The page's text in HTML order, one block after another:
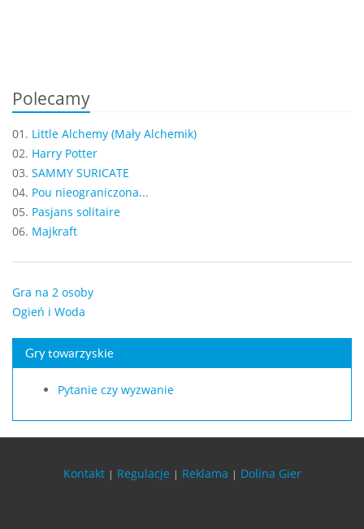
Polecamy
01. Little Alchemy (Mały Alchemik)
02. Harry Potter
03. SAMMY SURICATE
04. Pou nieograniczona...
05. Pasjans solitaire
06. Majkraft
Gra na 2 osoby
Ogień i Woda
Gry towarzyskie
Pytanie czy wyzwanie
Kontakt | Regulacje | Reklama | Dolina Gier